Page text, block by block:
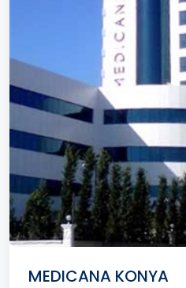
MEDICANA KONYA